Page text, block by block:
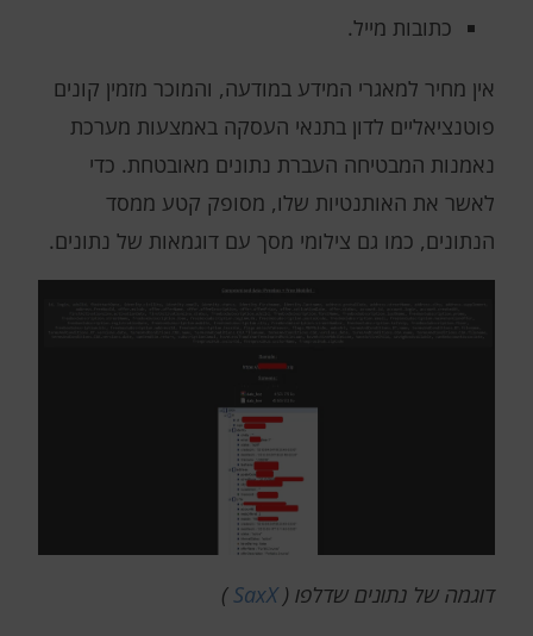
כתובות מייל.
אין מחיר למאגרי המידע במודעה, והמוכר מזמין קונים
פוטנציאליים לדון בתנאי העסקה באמצעות מערכת
נאמנות המבטיחה העברת נתונים מאובטחת. כדי
לאשר את האותנטיות שלו, מסופק קטע ממסד
הנתונים, כמו גם צילומי מסך עם דוגמאות של נתונים.
דוגמה של נתונים שדלפו (SaxX
)